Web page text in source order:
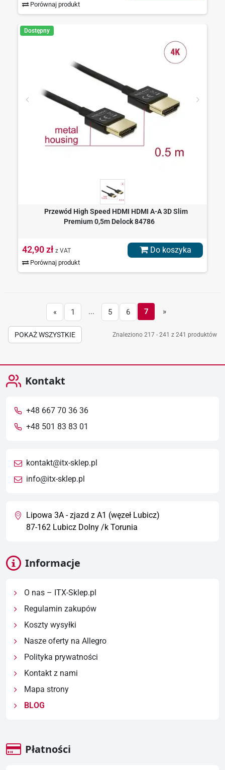
Porównaj produkt
Dostępny
Przewód High Speed HDMI HDMI A-A 3D Slim
Premium 0,5m Delock 84786
42,90 zł z VAT
Porównaj produkt
Do koszyka
« 1 ... 5 6 7 »
POKAŻ WSZYSTKIE Znaleziono 217 - 241 z 241 produktów
Kontakt
+48 667 70 36 36
+48 501 83 83 01
kontakt@itx-sklep.pl
info@itx-sklep.pl
Lipowa 3A - zjazd z A1 (węzeł Lubicz)
87-162 Lubicz Dolny /k Torunia
Informacje
O nas – ITX-Sklep.pl
Regulamin zakupów
Koszty wysyłki
Nasze oferty na Allegro
Polityka prywatności
Kontakt z nami
Mapa strony
BLOG
Płatności